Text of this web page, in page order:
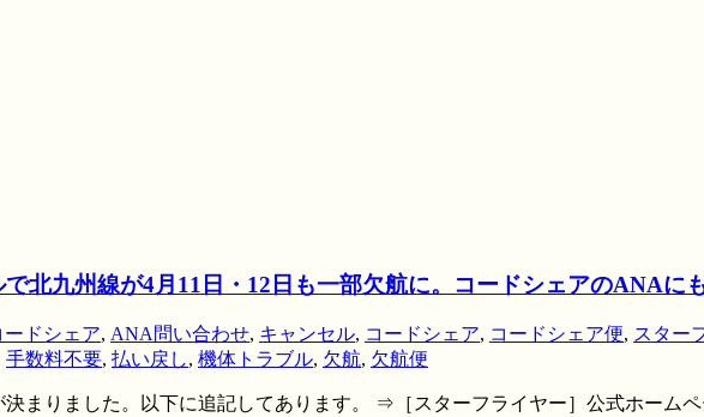
で北九州線が4月11日・12日も一部欠航に。コードシェアのANAに
ドシェア, ANA問い合わせ, キャンセル, コードシェア, コードシェア便, スター
手数料不要, 払い戻し, 機体トラブル, 欠航, 欠航便
決まりました。以下に追記してあります。 ⇒［スターフライヤー］公式ホーム